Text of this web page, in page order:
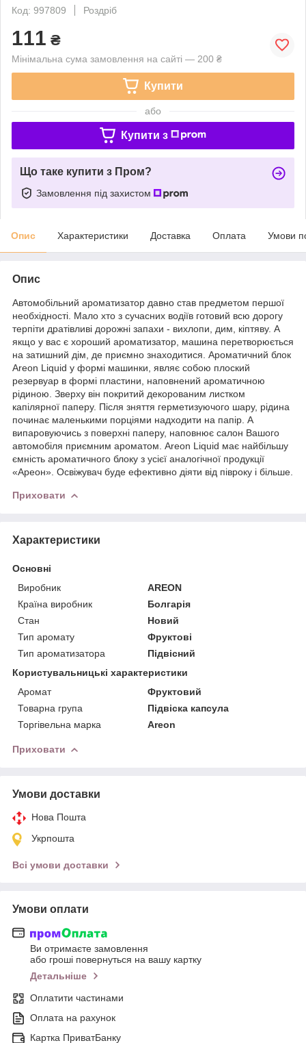
Код: 997809
Роздріб
111 ₴
Мінімальна сума замовлення на сайті — 200 ₴
Купити
або
Купити з
Що таке купити з Пром?
Замовлення під захистом
Опис Характеристики Доставка Оплата Умови
Опис
Автомобільний ароматизатор давно став предметом першої
необхідності. Мало хто з сучасних водіїв готовий всю дорогу
терпіти дратівливі дорожні запахи - вихлопи, дим, кіптяву. А
якщо у вас є хороший ароматизатор, машина перетворюється
на затишний дім, де приємно знаходитися. Ароматичний блок
Areon Liquid у формі машинки, являє собою плоский
резервуар в формі пластини, наповнений ароматичною
рідиною. Зверху він покритий декорованим листком
капілярної паперу. Після зняття герметизуючого шару, рідина
починає маленькими порціями надходити на папір. А
випаровуючись з поверхні паперу, наповнює салон Вашого
автомобіля приємним ароматом. Areon Liquid має найбільшу
ємність ароматичного блоку з усієї аналогічної продукції
«Ареон». Освіжувач буде ефективно діяти від півроку і більше.
Приховати
Характеристики
Основні
Виробник
AREON
Країна виробник
Болгарія
Стан
Новий
Тип аромату
Фруктові
Тип ароматизатора
Підвісний
Користувальницькі характеристики
Аромат
Фруктовий
Товарна група
Підвіска капсула
Торгівельна марка
Areon
Приховати
Умови доставки
Нова Пошта
Укрпошта
Всі умови доставки
Умови оплати
Ви отримаєте замовлення
або гроші повернуться на вашу картку
Детальніше
Оплатити частинами
Оплата на рахунок
Картка ПриватБанку